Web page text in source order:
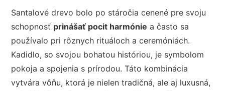
Santalové drevo bolo po stáročia cenené pre svoju
schopnosť prinášať pocit harmónie a často sa
používalo pri rôznych rituáloch a ceremóniách.
Kadidlo, so svojou bohatou históriou, je symbolom
pokoja a spojenia s prírodou. Táto kombinácia
vytvára vôňu, ktorá je nielen tradičná, ale aj luxusná,